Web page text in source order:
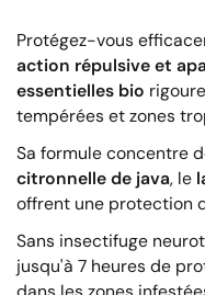
Protégez-vous
action répulsive et
essentielles bio
tempérées et zones
Sa formule concentre
citronnelle de java, le
offrent une protection
Sans insectifuge
jusqu'à 7 heures de